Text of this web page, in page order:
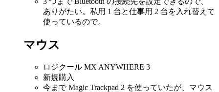
ありがたい。私用 1 台と仕事用 2 台を入れ替えて
使っているので。
マウス
ロジクール MX ANYWHERE 3
新規購入
今まで Magic Trackpad 2 を使っていたが、マウス